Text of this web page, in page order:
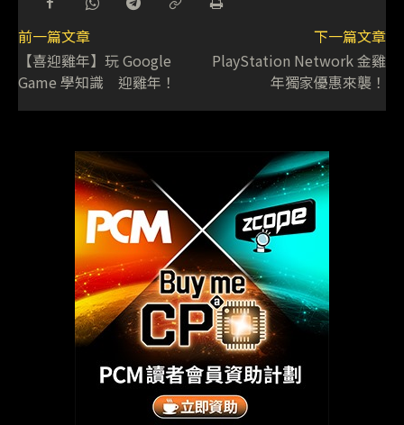
前一篇文章
【喜迎雞年】玩 Google
Game 學知識 迎雞年！
下一篇文章
PlayStation Network 金雞
年獨家優惠來襲！